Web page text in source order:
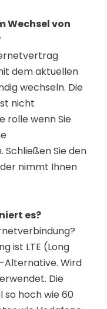
Wechsel von
dem aktuellen
wechseln. Die
nicht
rolle wenn Sie
Sie den
nimmt Ihnen
es?
ist LTE (Long
Alternative. Wird
Die
hoch wie 60